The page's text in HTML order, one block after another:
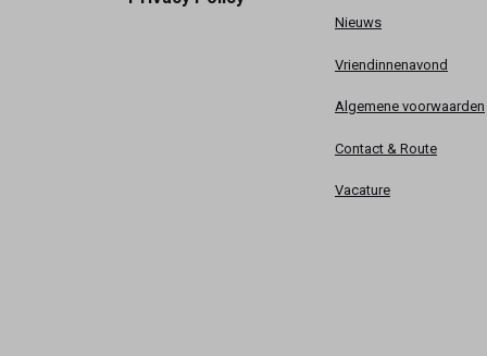
Nieuws
Vriendinnenavond
Algemene voorwaarden
Contact & Route
Vacature